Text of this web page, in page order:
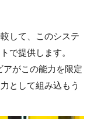
して、このシステ
で提供します。
アがこの能力を限定
として組み込もう